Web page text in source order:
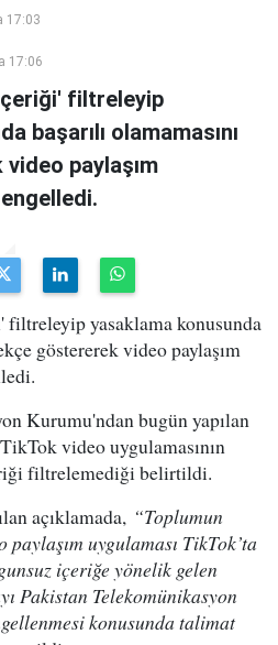
17:03
17:06
filtreleyip
başarılı olamamasını
paylaşım
filtreleyip yasaklama konusunda
göstererek video paylaşım
Kurumu'ndan bugün yapılan
video uygulamasının
filtrelemediği belirtildi.
açıklamada, “Toplumun
uygulaması TikTok’ta
içeriğe yönelik gelen
Pakistan Telekomünikasyon
konusunda talimat